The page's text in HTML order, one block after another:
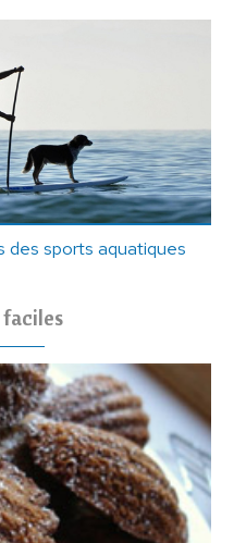
des sports aquatiques